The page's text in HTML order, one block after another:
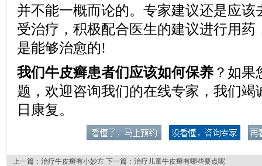
并不能一概而论的。专家建议还是应该
受治疗，积极配合医生的建议进行用药
是能够治愈的!
我们牛皮癣患者们应该如何保养？如果
题，欢迎咨询我们的在线专家，我们竭
日康复。
上一篇： 治疗牛皮癣有小妙方 下一篇： 治疗儿童牛皮癣有哪些要点呢